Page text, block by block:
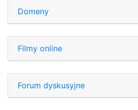
Domeny
Filmy online
Forum dyskusyjne